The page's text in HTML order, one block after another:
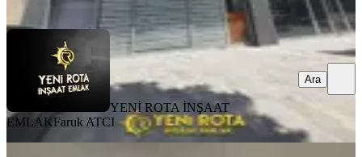
Ara
YENİ ROTA İNŞAAT
EMLAKFaruk ATCI
Ara